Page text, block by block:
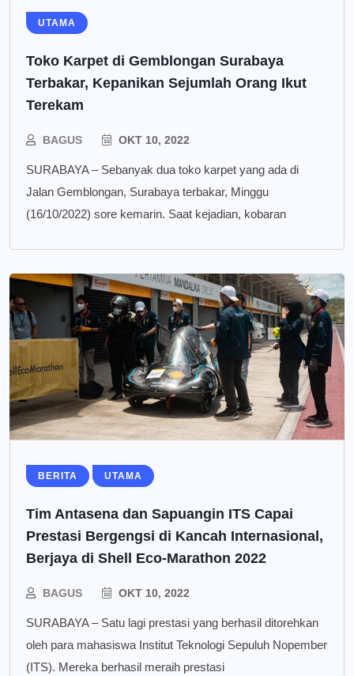
UTAMA
Toko Karpet di Gemblongan Surabaya
Terbakar, Kepanikan Sejumlah Orang Ikut
Terekam
BAGUS OKT 10, 2022
SURABAYA – Sebanyak dua toko karpet yang ada di
Jalan Gemblongan, Surabaya terbakar, Minggu
(16/10/2022) sore kemarin. Saat kejadian, kobaran
BERITA UTAMA
Tim Antasena dan Sapuangin ITS Capai
Prestasi Bergengsi di Kancah Internasional,
Berjaya di Shell Eco-Marathon 2022
BAGUS OKT 10, 2022
SURABAYA – Satu lagi prestasi yang berhasil ditorehkan
oleh para mahasiswa Institut Teknologi Sepuluh Nopember
(ITS). Mereka berhasil meraih prestasi